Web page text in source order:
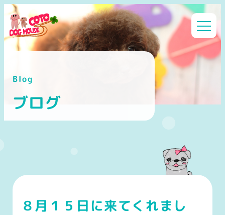
メ
イ
ン
へ
Blog
ブログ
８月１５日に来てくれまし